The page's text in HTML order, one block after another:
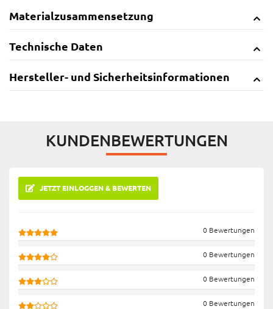
Materialzusammensetzung
Technische Daten
Hersteller- und Sicherheitsinformationen
KUNDENBEWERTUNGEN
JETZT EINLOGGEN & BEWERTEN
0 Bewertungen
0 Bewertungen
0 Bewertungen
0 Bewertungen